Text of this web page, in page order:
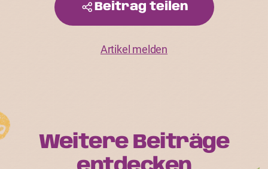
Beitrag teilen
Artikel melden
Weitere Beiträge